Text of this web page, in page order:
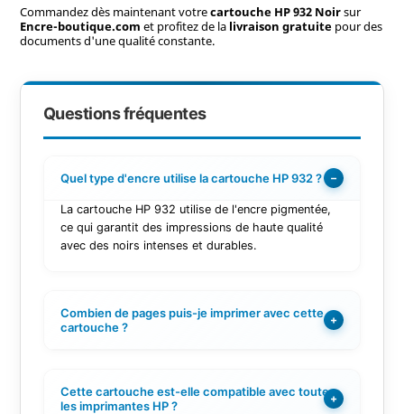
Commandez dès maintenant votrecartouche HP 932 Noirsur
Encre-boutique.com et profitez de la livraison gratuitepour des
documents d'une qualité constante.
Questions fréquentes
Quel type d'encre utilise la cartouche HP 932 ? −
La cartouche HP 932 utilise de l'encre pigmentée,
ce qui garantit des impressions de haute qualité
avec des noirs intenses et durables.
Combien de pages puis-je imprimer avec cette
cartouche ?
+
Cette cartouche est-elle compatible avec toutes
les imprimantes HP ?
+